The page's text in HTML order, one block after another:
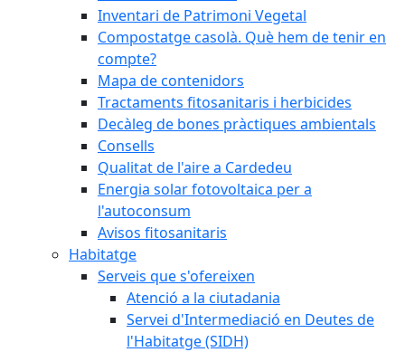
Inventari de Patrimoni Vegetal
Compostatge casolà. Què hem de tenir en
compte?
Mapa de contenidors
Tractaments fitosanitaris i herbicides
Decàleg de bones pràctiques ambientals
Consells
Qualitat de l'aire a Cardedeu
Energia solar fotovoltaica per a
l'autoconsum
Avisos fitosanitaris
Habitatge
Serveis que s'ofereixen
Atenció a la ciutadania
Servei d'Intermediació en Deutes de
l'Habitatge (SIDH)